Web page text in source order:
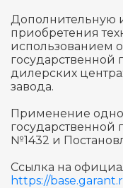
Дополнительную
приобретения
использованием
дилерских
завода.
Применение
№1432 и
Ссылка на
https://